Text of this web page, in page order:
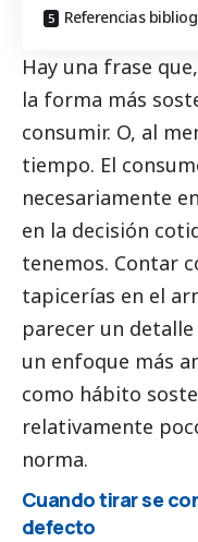
Referencias
Hay una frase
la forma más
consumir. O, al
tiempo. El
necesariamente
en la decisión
tenemos. Contar
tapicerías en el
parecer un
un enfoque más
como hábito
relativamente
norma.
Cuando tirar se
defecto